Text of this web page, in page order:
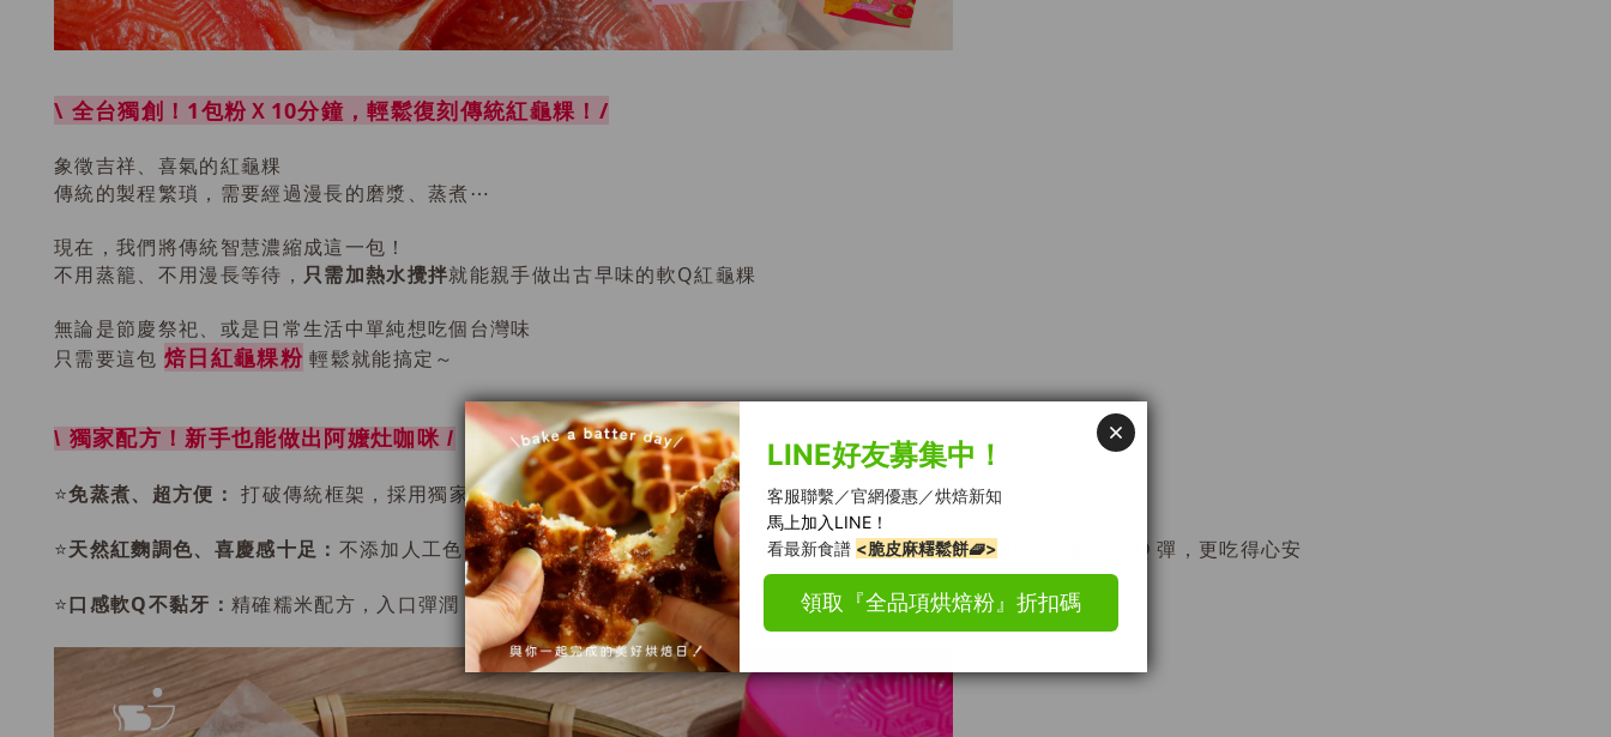
\ 全台獨創！1包粉Ｘ10分鐘，輕鬆復刻傳統紅龜粿！/
象徵吉祥、喜氣的紅龜粿
傳統的製程繁瑣，需要經過漫長的磨漿、蒸煮⋯
現在，我們將傳統智慧濃縮成這一包！
不用蒸籠、不用漫長等待， 只需加熱水攪拌就能親手做出古早味的軟Q紅龜粿
無論是節慶祭祀、或是日常生活中單純想吃個台灣味
只需要這包 焙日紅龜粿粉 輕鬆就能搞定～
\ 獨家配方！新手也能做出阿嬤灶咖咪 /
⭐️免蒸煮、超方便：打破傳統框架，採用獨家配方，只需 90°C 熱水沖入即可熟化，省去漫長蒸煮時間
⭐️天然紅麴調色、喜慶感十足： 不添加人工色素，特別選用「天然紅麴萃取」讓紅龜粿呈現最自然的喜慶紅，不僅吃得 Q 彈，更吃得心安
⭐️口感軟Q不黏牙：精確糯米配方，入口彈潤，放涼了一樣好吃